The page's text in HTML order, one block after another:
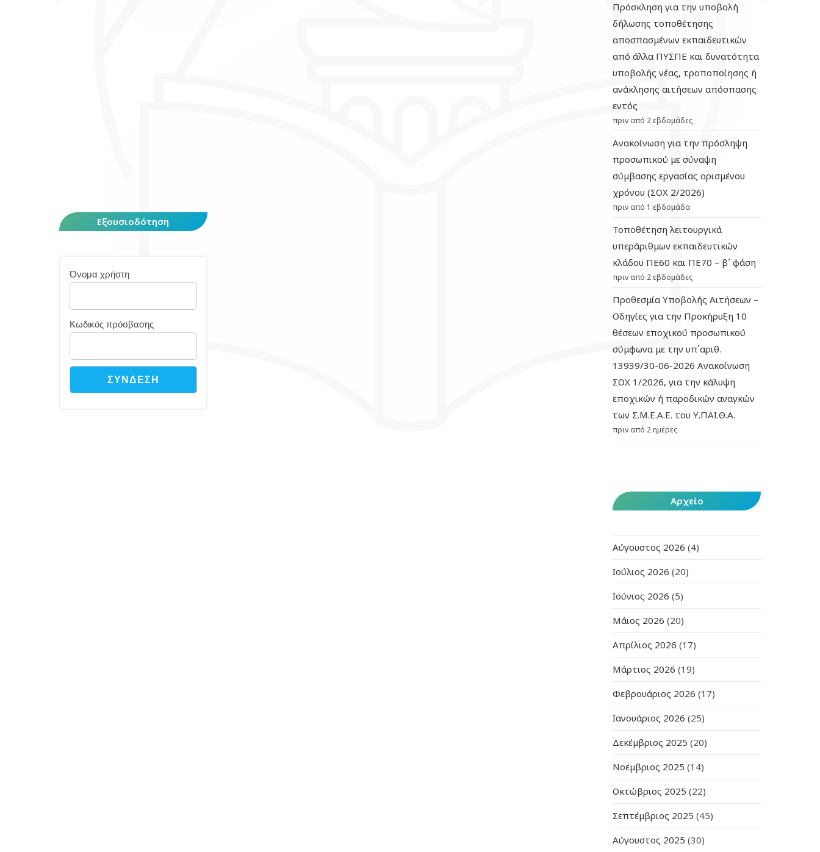
Εξουσιοδότηση
Όνομα χρήστη
Κωδικός πρόσβασης
Πρόσκληση για την υποβολή
δήλωσης τοποθέτησης
αποσπασμένων εκπαιδευτικών
από άλλα ΠΥΣΠΕ και δυνατότητα
υποβολής νέας, τροποποίησης ή
ανάκλησης αιτήσεων απόσπασης
εντός
πριν από 2 εβδομάδες
Ανακοίνωση για την πρόσληψη
προσωπικού με σύναψη
σύμβασης εργασίας ορισμένου
χρόνου (ΣΟΧ 2/2026)
πριν από 1 εβδομάδα
Τοποθέτηση λειτουργικά
υπεράριθμων εκπαιδευτικών
κλάδου ΠΕ60 και ΠΕ70 – β΄ φάση
πριν από 2 εβδομάδες
Προθεσμία Υποβολής Αιτήσεων –
Οδηγίες για την Προκήρυξη 10
θέσεων εποχικού προσωπικού
σύμφωνα με την υπ΄αριθ.
13939/30-06-2026 Ανακοίνωση
ΣΟΧ 1/2026, για την κάλυψη
εποχικών ή παροδικών αναγκών
των Σ.Μ.Ε.Α.Ε. του Υ.ΠΑΙ.Θ.Α.
πριν από 2 ημέρες
Αρχείο
Αύγουστος 2026 (4)
Ιούλιος 2026 (20)
Ιούνιος 2026 (5)
Μάιος 2026 (20)
Απρίλιος 2026 (17)
Μάρτιος 2026 (19)
Φεβρουάριος 2026 (17)
Ιανουάριος 2026 (25)
Δεκέμβριος 2025 (20)
Νοέμβριος 2025 (14)
Οκτώβριος 2025 (22)
Σεπτέμβριος 2025 (45)
Αύγουστος 2025 (30)